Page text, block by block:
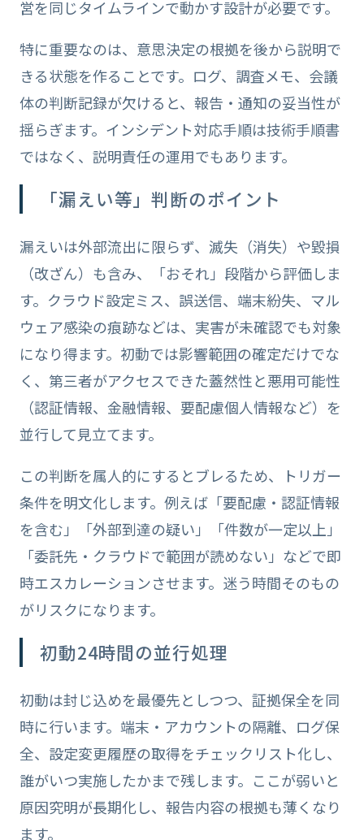
営を同じタイムラインで動かす設計が必要です。
特に重要なのは、意思決定の根拠を後から説明で
きる状態を作ることです。ログ、調査メモ、会議
体の判断記録が欠けると、報告・通知の妥当性が
揺らぎます。インシデント対応手順は技術手順書
ではなく、説明責任の運用でもあります。
「漏えい等」判断のポイント
漏えいは外部流出に限らず、滅失（消失）や毀損
（改ざん）も含み、「おそれ」段階から評価しま
す。クラウド設定ミス、誤送信、端末紛失、マル
ウェア感染の痕跡などは、実害が未確認でも対象
になり得ます。初動では影響範囲の確定だけでな
く、第三者がアクセスできた蓋然性と悪用可能性
（認証情報、金融情報、要配慮個人情報など）を
並行して見立てます。
この判断を属人的にするとブレるため、トリガー
条件を明文化します。例えば「要配慮・認証情報
を含む」「外部到達の疑い」「件数が一定以上」
「委託先・クラウドで範囲が読めない」などで即
時エスカレーションさせます。迷う時間そのもの
がリスクになります。
初動24時間の並行処理
初動は封じ込めを最優先としつつ、証拠保全を同
時に行います。端末・アカウントの隔離、ログ保
全、設定変更履歴の取得をチェックリスト化し、
誰がいつ実施したかまで残します。ここが弱いと
原因究明が長期化し、報告内容の根拠も薄くなり
ます。